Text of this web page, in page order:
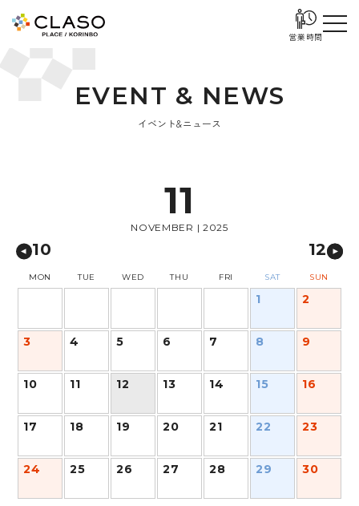
営業時間
EVENT & NEWS
イベント&ニュース
11
NOVEMBER | 2025
10 12
MON TUE WED THU FRI SAT SUN
1 2
3 4 5 6 7 8 9
10 11 12 13 14 15 16
17 18 19 20 21 22 23
24 25 26 27 28 29 30